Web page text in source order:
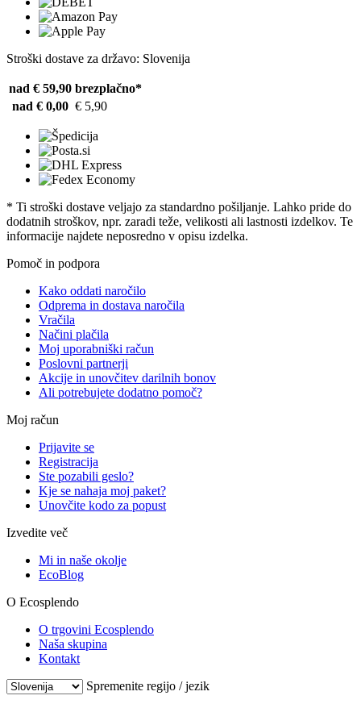
Stroški dostave za državo: Slovenija
nad € 59,90 brezplačno*
nad € 0,00 € 5,90
* Ti stroški dostave veljajo za standardno pošiljanje. Lahko pride do
dodatnih stroškov, npr. zaradi teže, velikosti ali lastnosti izdelkov. Te
informacije najdete neposredno v opisu izdelka.
Pomoč in podpora
Kako oddati naročilo
Odprema in dostava naročila
Vračila
Načini plačila
Moj uporabniški račun
Poslovni partnerji
Akcije in unovčitev darilnih bonov
Ali potrebujete dodatno pomoč?
Moj račun
Prijavite se
Registracija
Ste pozabili geslo?
Kje se nahaja moj paket?
Unovčite kodo za popust
Izvedite več
Mi in naše okolje
EcoBlog
O Ecosplendo
O trgovini Ecosplendo
Naša skupina
Kontakt
Spremenite regijo / jezik